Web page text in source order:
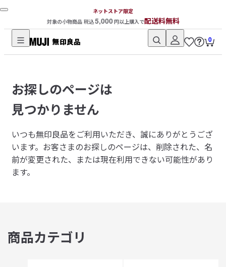
ネットストア限定
対象の小物商品 税込5,000円以上購入で配送料無料
無
品
ネ
ッ
ト
ス
ト
ア
0
お探しのページは
見つかりません
いつも無印良品をご利用いただき、誠にありがとうござ
います。 お客さまのお探しのページは、削除された、名
前が変更された、または現在利用できない可能性があり
ます。
商品カテゴリ